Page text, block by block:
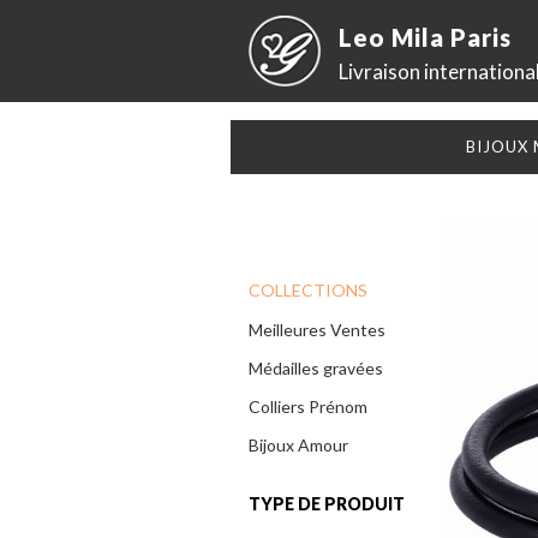
Leo Mila Paris
Livraison
BIJOUX
COLLECTIONS
Meilleures Ventes
Médailles gravées
Colliers Prénom
Bijoux Amour
TYPE DE PRODUIT